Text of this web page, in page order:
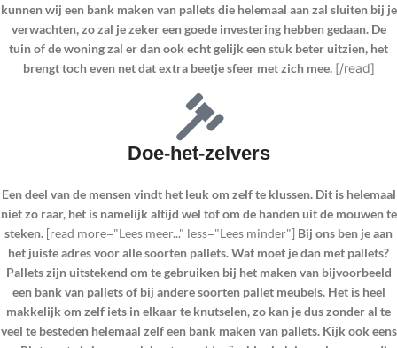
kunnen wij een bank maken van pallets die helemaal aan zal sluiten bij je
verwachten, zo zal je zeker een goede investering hebben gedaan. De
tuin of de woning zal er dan ook echt gelijk een stuk beter uitzien, het
brengt toch even net dat extra beetje sfeer met zich mee. [/read]
Doe-het-zelvers
Een deel van de mensen vindt het leuk om zelf te klussen. Dit is helemaal
niet zo raar, het is namelijk altijd wel tof om de handen uit de mouwen te
steken. [read more="Lees meer..." less="Lees minder"] Bij ons ben je aan
het juiste adres voor alle soorten pallets. Wat moet je dan met pallets?
Pallets zijn uitstekend om te gebruiken bij het maken van bijvoorbeeld
een bank van pallets of bij andere soorten pallet meubels. Het is heel
makkelijk om zelf iets in elkaar te knutselen, zo kan je dus zonder al te
veel te besteden helemaal zelf een bank maken van pallets. Kijk ook eens